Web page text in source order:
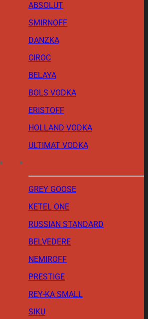
ABSOLUT
SMIRNOFF
DANZKA
CIROC
BELAYA
BOLS VODKA
ERISTOFF
HOLLAND VODKA
ULTIMAT VODKA
GREY GOOSE
KETEL ONE
RUSSIAN STANDARD
BELVEDERE
NEMIROFF
PRESTIGE
REY-KA SMALL
SIKU